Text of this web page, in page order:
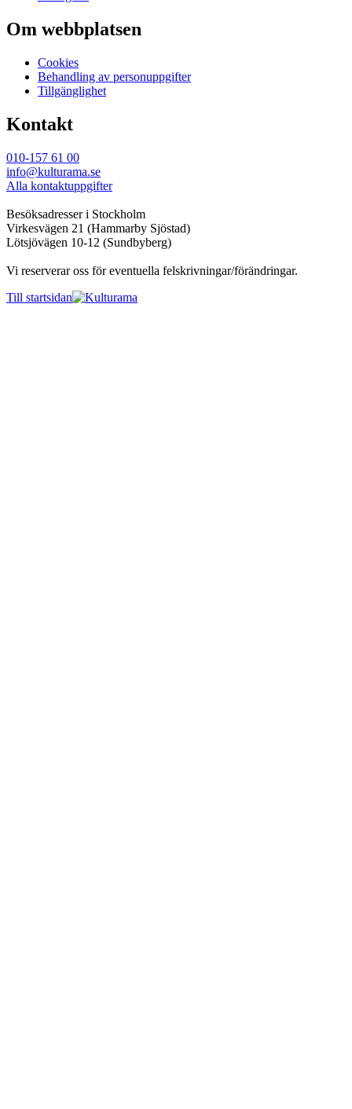
Om webbplatsen
Cookies
Behandling av personuppgifter
Tillgänglighet
Kontakt
010-157 61 00
info@kulturama.se
Alla kontaktuppgifter
Besöksadresser i Stockholm
Virkesvägen 21 (Hammarby Sjöstad)
Lötsjövägen 10-12 (Sundbyberg)
Vi reserverar oss för eventuella felskrivningar/förändringar.
Till startsidan